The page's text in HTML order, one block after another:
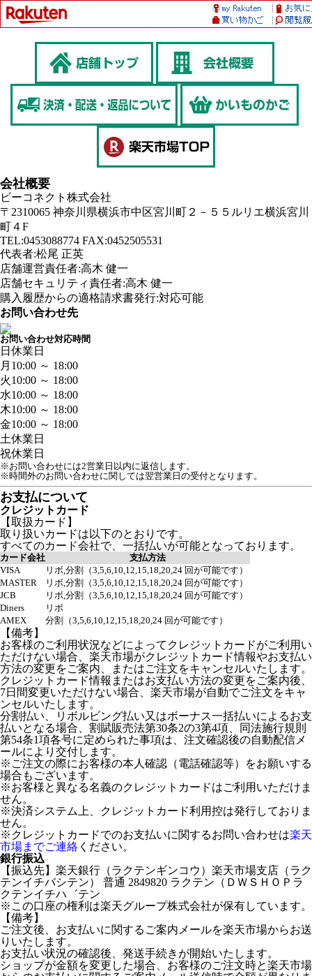
会社概要
ビーコネクト株式会社
〒2310065 神奈川県横浜市中区宮川町２－５５ルリエ横浜宮川
町４F
TEL:0453088774 FAX:0452505531
代表者:松尾 正英
店舗運営責任者:高木 健一
店舗セキュリティ責任者:高木 健一
購入履歴からの適格請求書発行:対応可能
お問い合わせ先
お問い合わせ対応時間
日 休業日
月 10:00 ～ 18:00
火10:00 ～ 18:00
水10:00 ～ 18:00
木10:00 ～ 18:00
金10:00 ～ 18:00
土休業日
祝休業日
※お問い合わせには2営業日以内に返信します。
※時間外のお問い合わせに関しては翌営業日の受付となります。
お支払について
クレジットカード
【取扱カード】
取り扱いカードは以下のとおりです。
すべてのカード会社で、一括払いが可能となっております。
カード会社
支払方法
VISA
リボ,分割（3,5,6,10,12,15,18,20,24 回が可能です）
MASTER
リボ,分割（3,5,6,10,12,15,18,20,24 回が可能です）
JCB
リボ,分割（3,5,6,10,12,15,18,20,24 回が可能です）
Diners
リボ
AMEX
分割（3,5,6,10,12,15,18,20,24 回が可能です）
【備考】
お客様のご利用状況などによってクレジットカードがご利用い
ただけない場合、楽天市場がクレジットカード情報やお支払い
方法の変更をご案内、またはご注文をキャンセルいたします。
クレジットカード情報またはお支払い方法の変更をご案内後、
7日間変更いただけない場合、楽天市場が自動でご注文をキャ
ンセルいたします。
分割払い、リボルビング払い又はボーナス一括払いによるお支
払いとなる場合、割賦販売法第30条2の3第4項、同法施行規則
第54条1項各号に定められた事項は、注文確認後の自動配信メ
ールにより交付します。
※ご注文の際にお客様の本人確認（電話確認等）をお願いする
場合もございます。
※お客様と異なる名義のクレジットカードはご利用いただけま
せん。
※決済システム上、クレジットカード利用控は発行しておりま
せん。
※クレジットカードでのお支払いに関するお問い合わせは楽天
市場までご連絡 ください。
銀行振込
【振込先】楽天銀行（ラクテンギンコウ）楽天市場支店（ラク
テンイチバシテン） 普通 2849820 ラクテン（ＤＷＳＨＯＰラ
クテンイチハ゛テン
※この口座の権利は楽天グループ株式会社が保有しています。
【備考】
ご注文後、お支払いに関するご案内メールを楽天市場からお送
りいたします。
お支払い状況の確認後、発送手続きが開始いたします。
ショップが金額を変更した場合、お客様のご注文時と楽天市場